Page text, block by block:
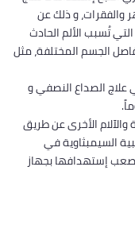
والفقرات، و ذلك عن
تُسبب الألم الحادث
الجسم المختلفة، مثل
علاج الصداع النصفي و
والآلام الأخرى عن طريق
السيمبثاوية في
إستهدافها بجهاز